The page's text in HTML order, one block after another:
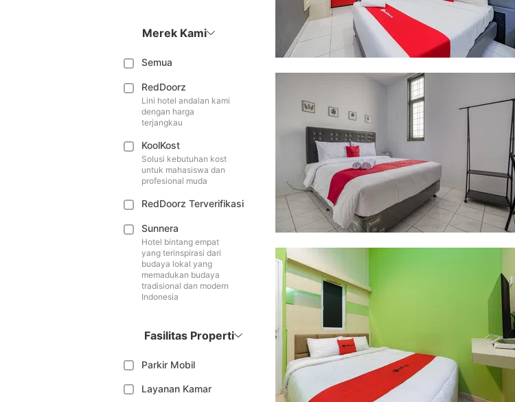
Merek Kami
Semua
RedDoorz
Lini hotel andalan kami
dengan harga
terjangkau
KoolKost
Solusi kebutuhan kost
untuk mahasiswa dan
profesional muda
RedDoorz Terverifikasi
Sunnera
Hotel bintang empat
yang terinspirasi dari
budaya lokal yang
memadukan budaya
tradisional dan modern
Indonesia
Fasilitas Properti
Parkir Mobil
Layanan Kamar